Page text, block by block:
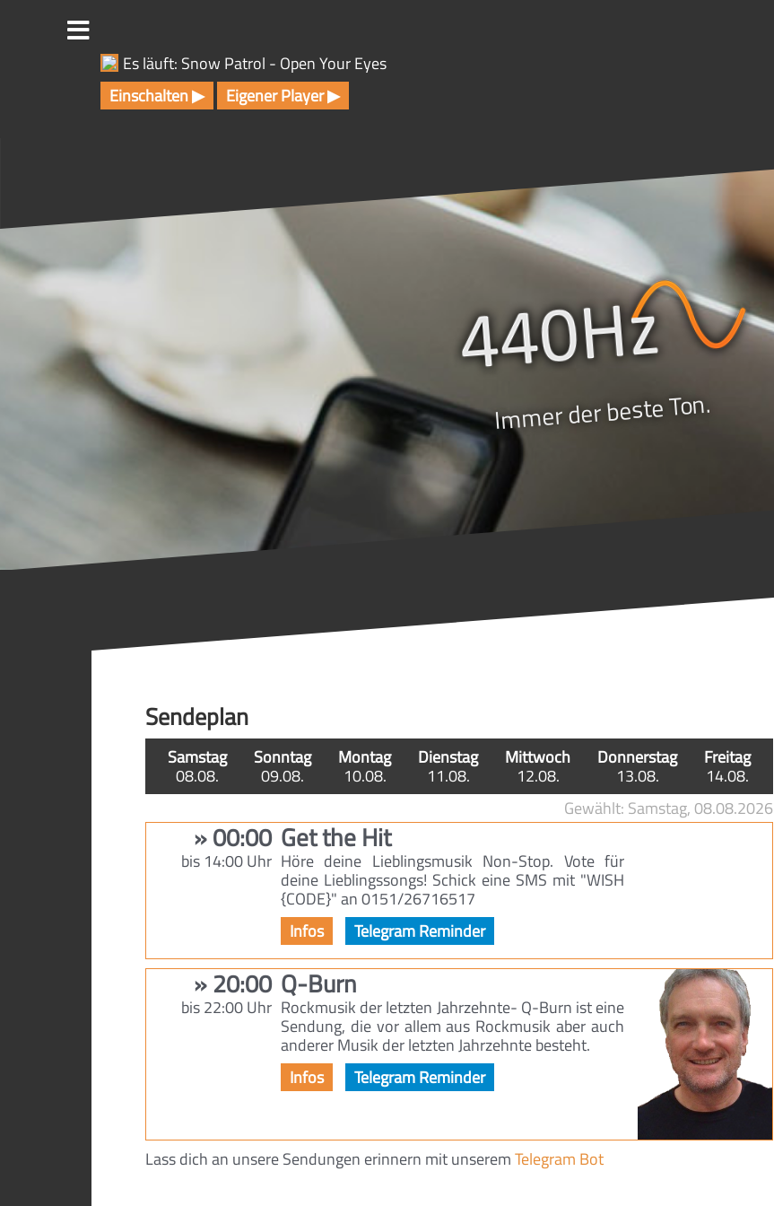
i
n
g
Es läuft: Snow Patrol - Open Your Eyes
Einschalten ▶
Eigener Player ▶
Immer der beste Ton.
Sendeplan
Samstag
08.08.
Sonntag
09.08.
Montag
10.08.
Dienstag
11.08.
Mittwoch
12.08.
Donnerstag
13.08.
Freitag
14.08.
Samstag, 08.08.2026
00:00
bis 14:00 Uhr
Get the Hit
Höre deine Lieblingsmusik Non-Stop. Vote für
deine Lieblingssongs! Schick eine SMS mit "WISH
{CODE}" an 0151/26716517
20:00
bis 22:00 Uhr
Q-Burn
Rockmusik der letzten Jahrzehnte- Q-Burn ist eine
Sendung, die vor allem aus Rockmusik aber auch
anderer Musik der letzten Jahrzehnte besteht.
Lass dich an unsere Sendungen erinnern mit unseremTelegram Bot